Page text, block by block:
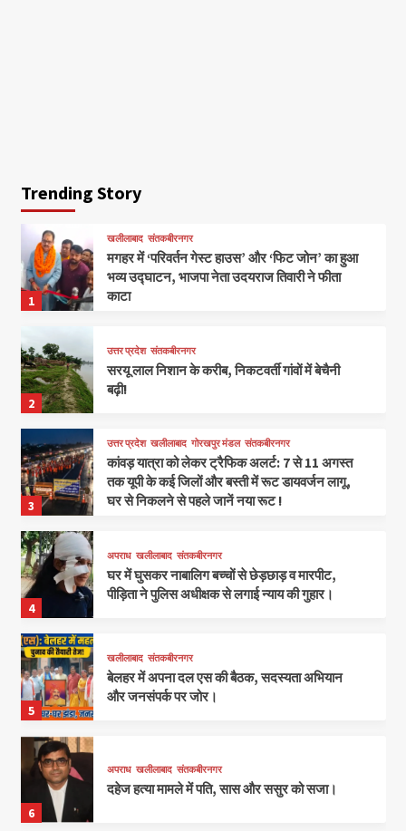
Trending Story
1
खलीलाबाद संतकबीरनगर
मगहर में ‘परिवर्तन गेस्ट हाउस’ और ‘फिट जोन’ का हुआ
भव्य उद्घाटन, भाजपा नेता उदयराज तिवारी ने फीता
काटा
2
उत्तर प्रदेश संतकबीरनगर
सरयू लाल निशान के करीब, निकटवर्ती गांवों में बेचैनी
बढ़ी!
3
उत्तर प्रदेश खलीलाबाद गोरखपुर मंडल संतकबीरनगर
कांवड़ यात्रा को लेकर ट्रैफिक अलर्ट: 7 से 11 अगस्त
तक यूपी के कई जिलों और बस्ती में रूट डायवर्जन लागू,
घर से निकलने से पहले जानें नया रूट !
4
अपराध खलीलाबाद संतकबीरनगर
घर में घुसकर नाबालिग बच्चों से छेड़छाड़ व मारपीट,
पीड़िता ने पुलिस अधीक्षक से लगाई न्याय की गुहार।
5
खलीलाबाद संतकबीरनगर
बेलहर में अपना दल एस की बैठक, सदस्यता अभियान
और जनसंपर्क पर जोर।
6
अपराध खलीलाबाद संतकबीरनगर
दहेज हत्या मामले में पति, सास और ससुर को सजा।